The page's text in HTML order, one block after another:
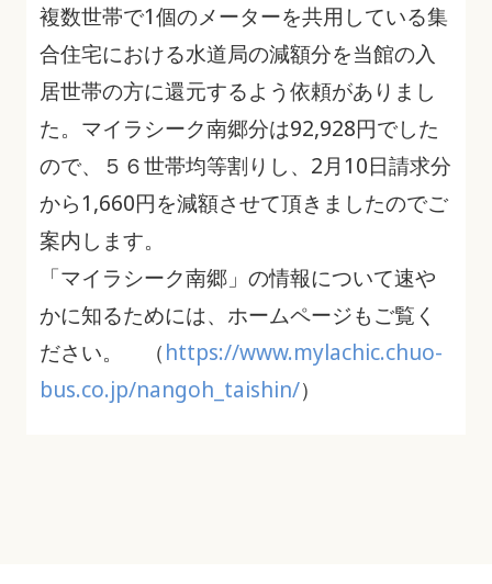
複数世帯で1個のメーターを共用している集
合住宅における水道局の減額分を当館の入
居世帯の方に還元するよう依頼がありまし
た。マイラシーク南郷分は92,928円でした
ので、５６世帯均等割りし、2月10日請求分
から1,660円を減額させて頂きましたのでご
案内します。
「マイラシーク南郷」の情報について速や
かに知るためには、ホームページもご覧く
ださい。 （https://www.mylachic.chuo-
bus.co.jp/nangoh_taishin/）